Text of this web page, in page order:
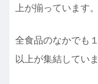
上が揃っています。
全食品のなかでも
以上が集結していま